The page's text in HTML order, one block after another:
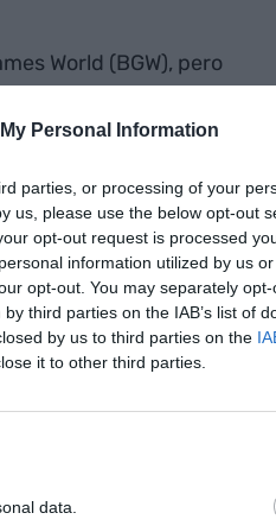
Personal Information
parties, or processing of your
us, please use the below opt-out
opt-out request is processed
information utilized by us
opt-out. You may separately
third parties on the IAB’s list of
by us to third parties on the
it to other third parties.
data.
World (BGW), pero
otras propuestas
conocidas por todos y
Reyes Magos de
que juegan con los
explicároslas.